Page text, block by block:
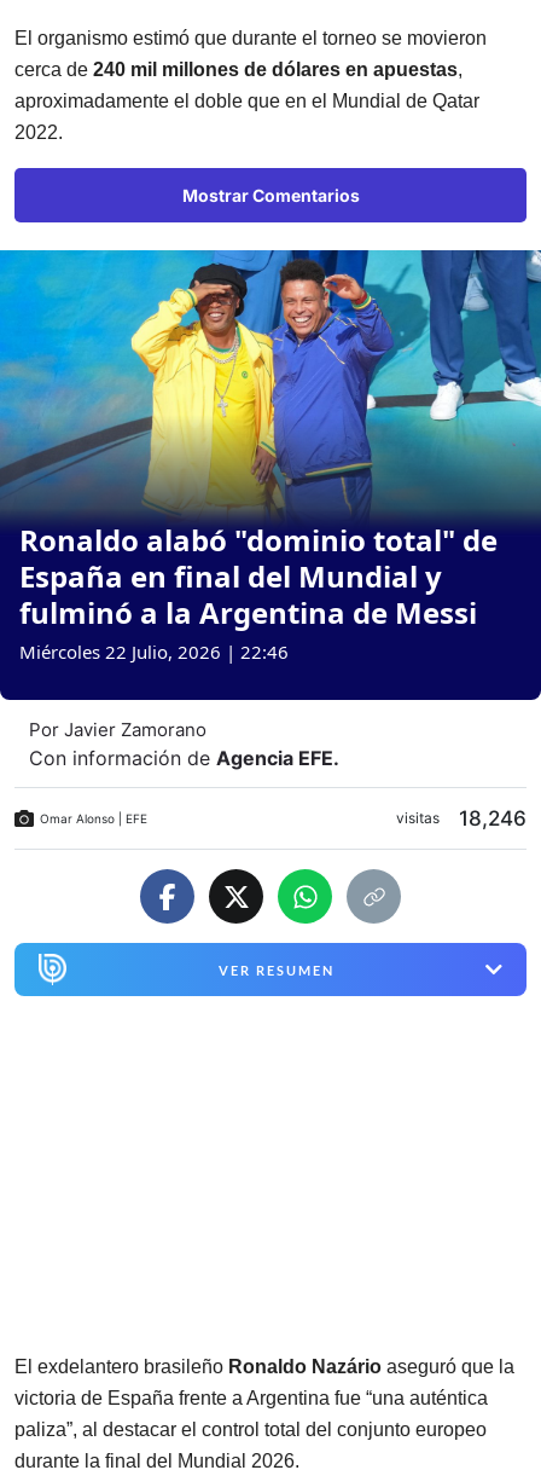
El organismo estimó que durante el torneo se movieron
cerca de 240 mil millones de dólares en apuestas,
aproximadamente el doble que en el Mundial de Qatar
2022.
Mostrar Comentarios
Ronaldo alabó "dominio total" de
España en final del Mundial y
fulminó a la Argentina de Messi
Miércoles 22 Julio, 2026 | 22:46
Por Javier Zamorano
Con información de Agencia EFE.
Omar Alonso | EFE visitas 18,246
VER RESUMEN
El exdelantero brasileño Ronaldo Nazário aseguró que la
victoria de España frente a Argentina fue “una auténtica
paliza”, al destacar el control total del conjunto europeo
durante la final del Mundial 2026.